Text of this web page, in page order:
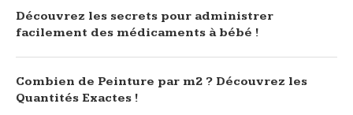
Découvrez les secrets pour administrer
facilement des médicaments à bébé !
Combien de Peinture par m2 ? Découvrez les
Quantités Exactes !